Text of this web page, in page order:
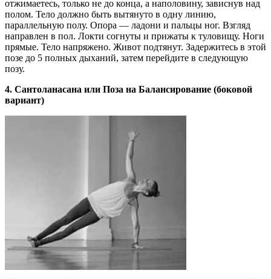
отжимаетесь, только не до конца, а наполовину, зависнув над
полом. Тело должно быть вытянуто в одну линию,
параллельную полу. Опора — ладони и пальцы ног. Взгляд
направлен в пол. Локти согнуты и прижаты к туловищу. Ноги
прямые. Тело напряжено. Живот подтянут. Задержитесь в этой
позе до 5 полных дыханий, затем перейдите в следующую
позу.
4. Сантоланасана или Поза на Балансирование (боковой
вариант)